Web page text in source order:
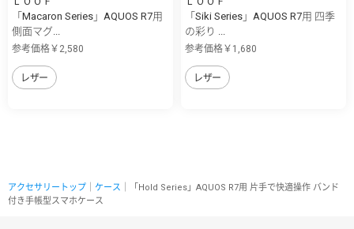
「Macaron Series」AQUOS R7用
側面マグ...
参考価格￥2,580
レザー
「Siki Series」AQUOS R7用 四季
の彩り ...
参考価格￥1,680
レザー
アクセサリートップ ケース ｜「Hold Series」AQUOS R7用 片手で快適操作 バンド
付き手帳型スマホケース